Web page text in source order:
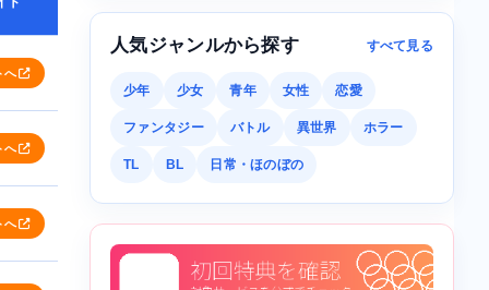
へ
へ
へ
人気ジャンルから探す すべて見る
少年 少女 青年 女性 恋愛
ファンタジー バトル 異世界 ホラー
TL BL 日常・ほのぼの